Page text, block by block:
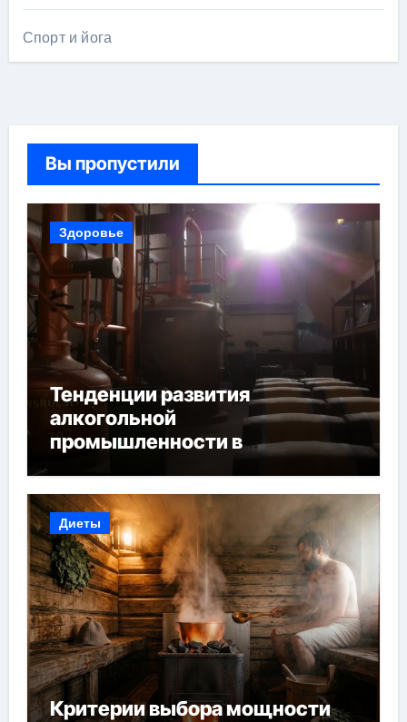
Спорт и йога
Вы пропустили
Здоровье
Тенденции развития
алкогольной
промышленности в
Диеты
Критерии выбора мощности